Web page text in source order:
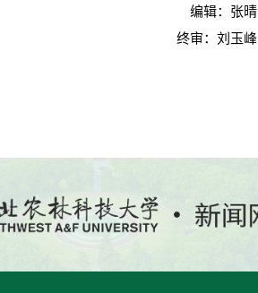
编辑：张晴
终审：刘玉峰